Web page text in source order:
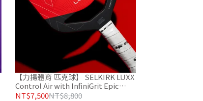
【力揚體育 匹克球】 SELKIRK LUXX
Control Air with InfiniGrit Epic
INVIKTA 匹克球拍 經典紅
NT$7,500NT$8,800